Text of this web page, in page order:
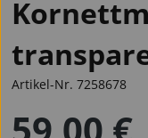
Artikel-Nr. 7258678
Regulärer Preis: